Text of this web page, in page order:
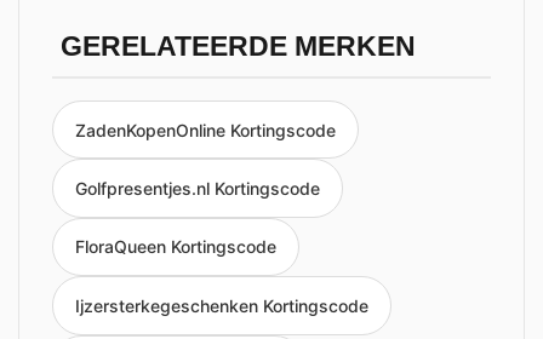
GERELATEERDE MERKEN
ZadenKopenOnline Kortingscode
Golfpresentjes.nl Kortingscode
FloraQueen Kortingscode
Ijzersterkegeschenken Kortingscode